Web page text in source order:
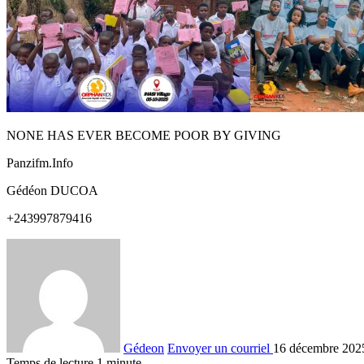
NONE HAS EVER BECOME POOR BY GIVING
Panzifm.Info
Gédéon DUCOA
+243997879416
Gédeon Envoyer un courriel 16 décembre